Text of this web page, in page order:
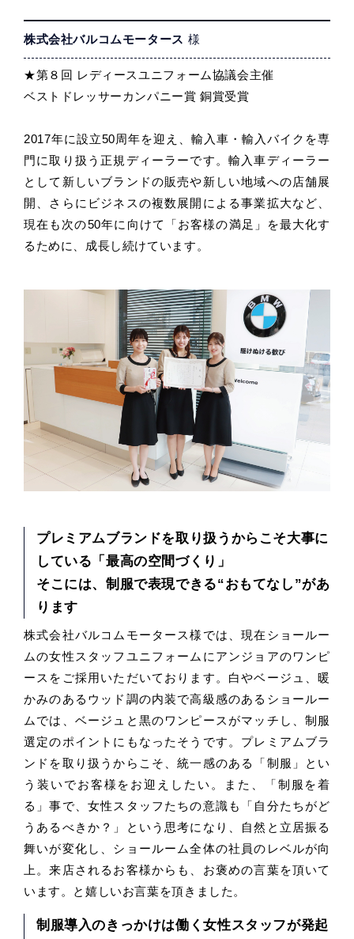
株式会社バルコムモータース 様
★第８回 レディースユニフォーム協議会主催
ベストドレッサーカンパニー賞 銅賞受賞
2017年に設立50周年を迎え、輸入車・輸入バイクを専
門に取り扱う正規ディーラーです。輸入車ディーラー
として新しいブランドの販売や新しい地域への店舗展
開、さらにビジネスの複数展開による事業拡大など、
現在も次の50年に向けて「お客様の満足」を最大化す
るために、成長し続けています。
プレミアムブランドを取り扱うからこそ大事に
している「最高の空間づくり」
そこには、制服で表現できる“おもてなし”があ
ります
株式会社バルコムモータース様では、現在ショールー
ムの女性スタッフユニフォームにアンジョアのワンピ
ースをご採用いただいております。白やベージュ、暖
かみのあるウッド調の内装で高級感のあるショールー
ムでは、ベージュと黒のワンピースがマッチし、制服
選定のポイントにもなったそうです。プレミアムブラ
ンドを取り扱うからこそ、統一感のある「制服」とい
う装いでお客様をお迎えしたい。また、「制服を着
る」事で、女性スタッフたちの意識も「自分たちがど
うあるべきか？」という思考になり、自然と立居振る
舞いが変化し、ショールーム全体の社員のレベルが向
上。来店されるお客様からも、お褒めの言葉を頂いて
います。と嬉しいお言葉を頂きました。
制服導入のきっかけは働く女性スタッフが発起